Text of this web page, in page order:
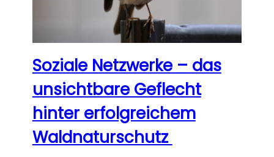
Soziale Netzwerke – das
unsichtbare Geflecht
hinter erfolgreichem
Waldnaturschutz